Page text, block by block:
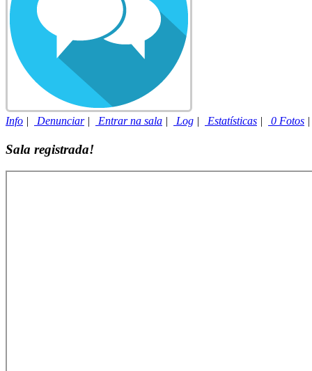
Info | Denunciar| Entrar na sala | Log | Estatísticas | 0 Fotos
Sala registrada!